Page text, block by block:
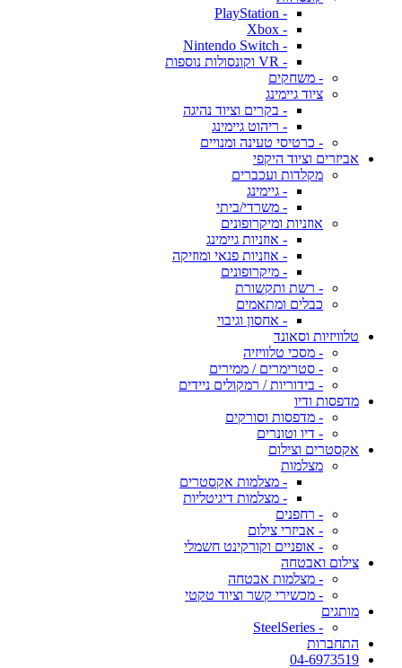
- PlayStation
- Xbox
- Nintendo Switch
- VR וקונסולות נוספות
- משחקים
ציוד גיימינג
- בקרים וציוד נהיגה
- ריהוט גיימינג
- כרטיסי טעינה ומנויים
אביזרים וציוד היקפי
מקלדות ועכברים
- גיימינג
- משרדי/ביתי
אוזניות ומיקרופונים
- אוזניות גיימינג
- אוזניות פנאי ומוזיקה
- מיקרופונים
- רשת ותקשורת
כבלים ומתאמים
- אחסון וגיבוי
טלוויזיות וסאונד
- מסכי טלוויזיה
- סטרימרים / ממירים
- בידוריות / רמקולים ניידים
מדפסות ודיו
- מדפסות וסורקים
- דיו וטונרים
אקסטרים וצילום
מצלמות
- מצלמות אקסטרים
- מצלמות דיגיטליות
- רחפנים
- אביזרי צילום
- אופניים וקורקינט חשמלי
צילום ואבטחה
- מצלמות אבטחה
- מכשירי קשר וציוד טקטי
מותגים
- SteelSeries
התחברות
04-6973519